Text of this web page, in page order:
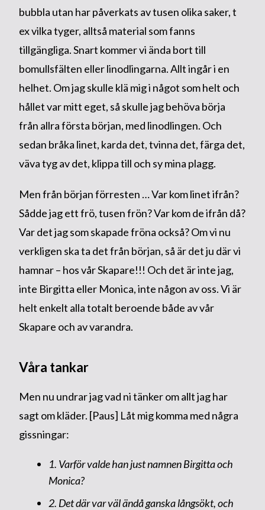
bubbla utan har påverkats av tusen olika saker, t
ex vilka tyger, alltså material som fanns
tillgängliga. Snart kommer vi ända bort till
bomullsfälten eller linodlingarna. Allt ingår i en
helhet. Om jag skulle klä mig i något som helt och
hållet var mitt eget, så skulle jag behöva börja
från allra första början, med linodlingen. Och
sedan bråka linet, karda det, tvinna det, färga det,
väva tyg av det, klippa till och sy mina plagg.
Men från början förresten … Var kom linet ifrån?
Sådde jag ett frö, tusen frön? Var kom de ifrån då?
Var det jag som skapade fröna också? Om vi nu
verkligen ska ta det från början, så är det ju där vi
hamnar – hos vår Skapare!!! Och det är inte jag,
inte Birgitta eller Monica, inte någon av oss. Vi är
helt enkelt alla totalt beroende både av vår
Skapare och av varandra.
Våra tankar
Men nu undrar jag vad ni tänker om allt jag har
sagt om kläder. [Paus] Låt mig komma med några
gissningar:
1. Varför valde han just namnen Birgitta och
Monica?
2. Det där var väl ändå ganska långsökt, och